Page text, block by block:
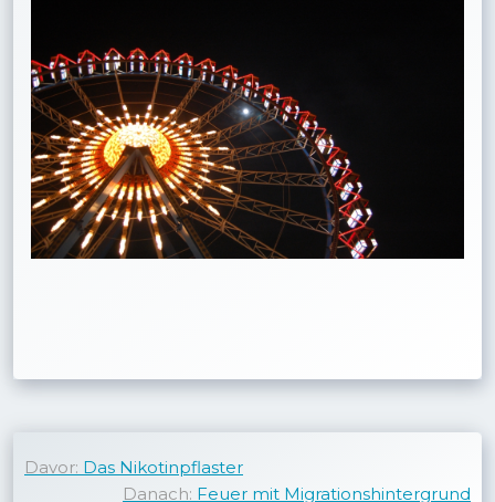
Davor: Das Nikotinpflaster
Danach: Feuer mit Migrationshintergrund